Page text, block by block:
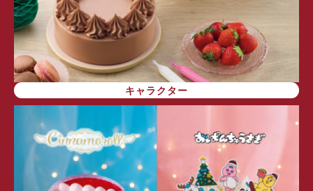
キャラクター